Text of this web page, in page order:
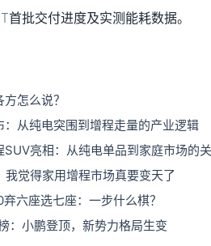
首批交付进度及实测能耗数据。
怎么说？
从纯电突围到增程走量的产业逻辑
亮相：从纯电单品到家庭市场的
觉得家用增程市场真要变天了
六座选七座：一步什么棋？
：小鹏登顶，新势力格局生变